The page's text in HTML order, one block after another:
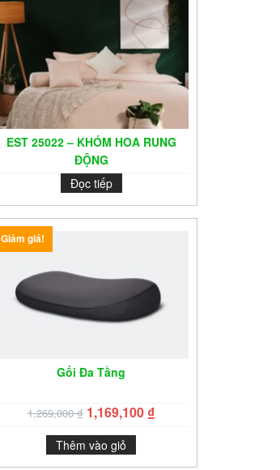
EST 25022 – KHÓM HOA RUNG
ĐỘNG
Đọc tiếp
Giảm giá!
Gối Đa Tầng
1,269,000₫ 1,169,100 ₫
Thêm vào giỏ